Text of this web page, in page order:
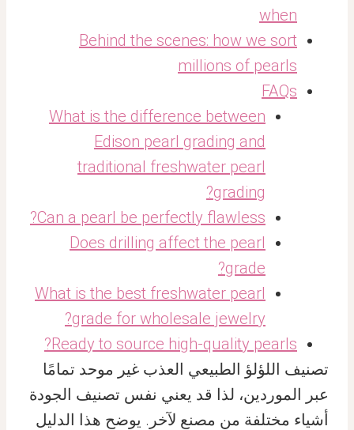
when
Behind the scenes: how we sort
millions of pearls
FAQs
What is the difference between
Edison pearl grading and
traditional freshwater pearl
grading?
Can a pearl be perfectly flawless?
Does drilling affect the pearl
grade?
What is the best freshwater pearl
grade for wholesale jewelry?
Ready to source high-quality pearls?
تصنيف اللؤلؤ الطبيعي العذب غير موحد تمامًا
عبر الموردين، لذا قد يعني نفس تصنيف الجودة
أشياء مختلفة من مصنع لآخر. يوضح هذا الدليل